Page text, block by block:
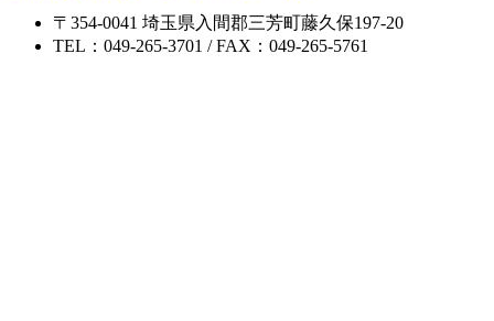
〒354-0041 埼玉県入間郡三芳町藤久保197-20
TEL：049-265-3701 / FAX：049-265-5761